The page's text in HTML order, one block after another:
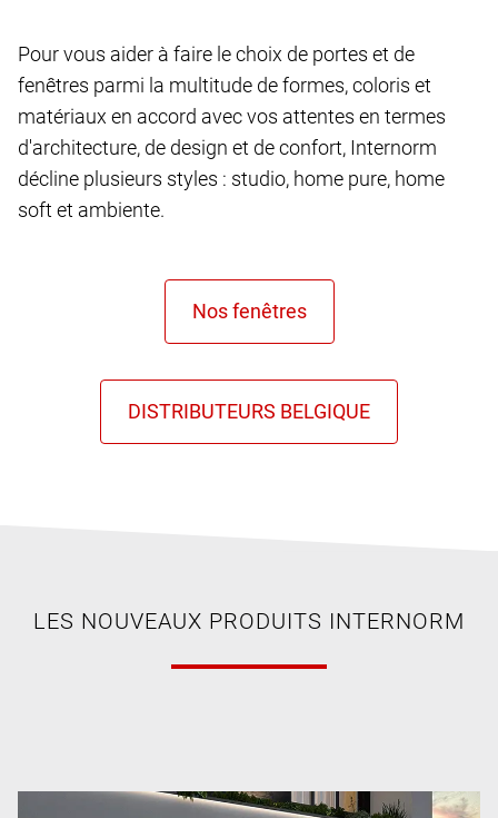
Pour vous aider à faire le choix de portes et de
fenêtres parmi la multitude de formes, coloris et
matériaux en accord avec vos attentes en termes
d'architecture, de design et de confort, Internorm
décline plusieurs styles : studio, home pure, home
soft et ambiente.
LES NOUVEAUX PRODUITS INTERNORM